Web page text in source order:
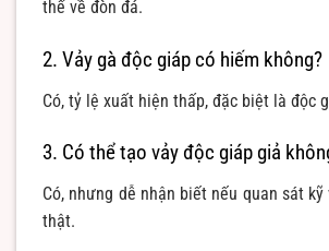
thế về đòn đá.
2. Vảy gà độc giáp có hiếm không?
Có, tỷ lệ xuất hiện thấp, đặc biệt là độc
3. Có thể tạo vảy độc giáp giả
Có, nhưng dễ nhận biết nếu quan sát
thật.